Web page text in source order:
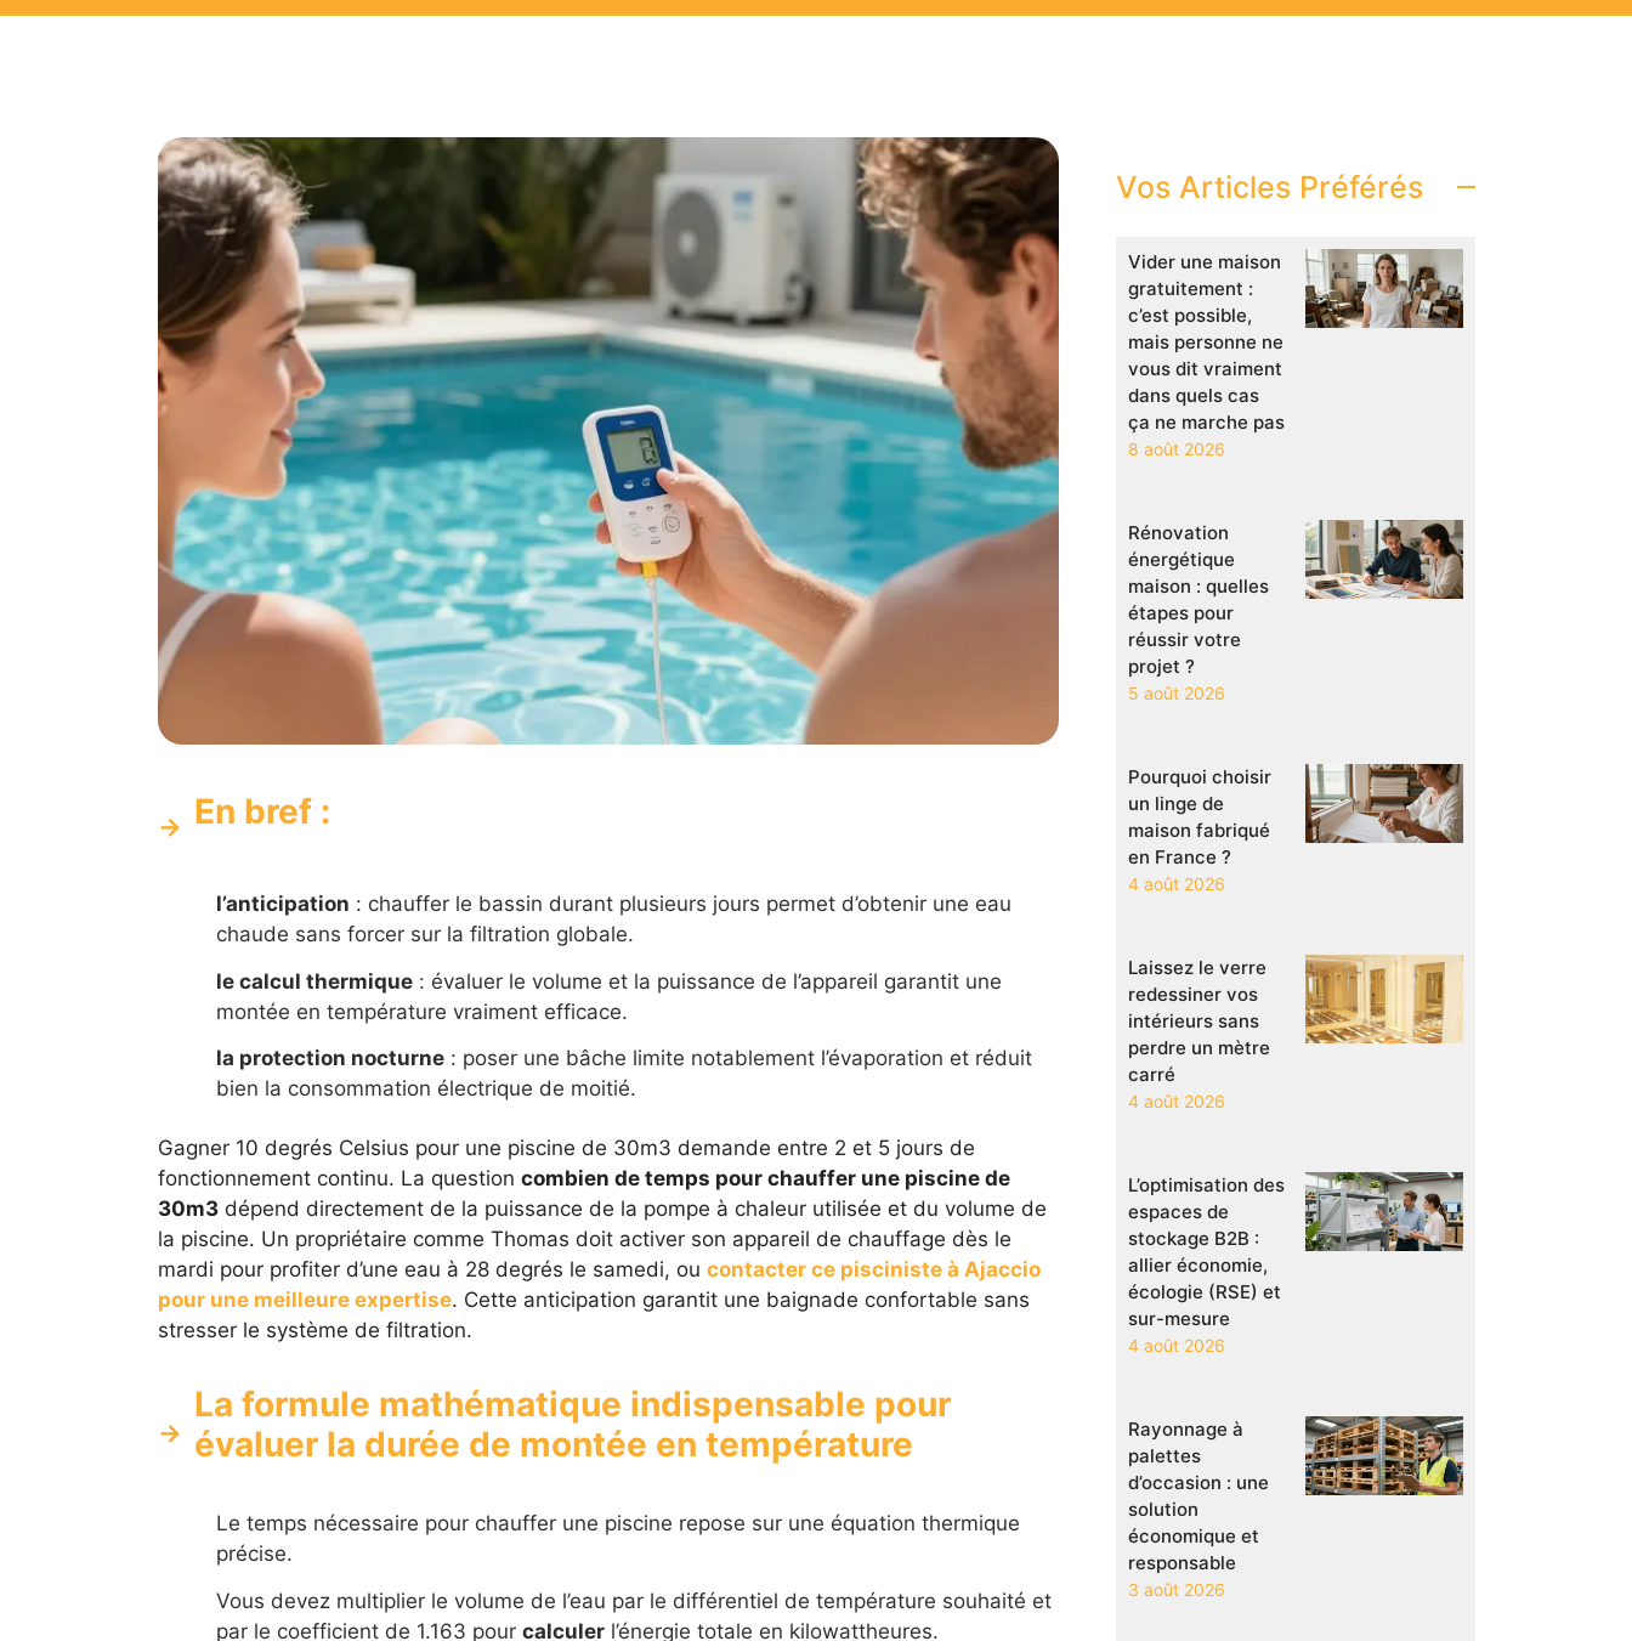
En bref :
l’anticipation : chauffer le bassin durant plusieurs jours permet d’obtenir une eau
chaude sans forcer sur la filtration globale.
le calcul thermique: évaluer le volume et la puissance de l’appareil garantit une
montée en température vraiment efficace.
la protection nocturne: poser une bâche limite notablement l’évaporation et réduit
bien la consommation électrique de moitié.
Gagner 10 degrés Celsius pour une piscine de 30m3 demande entre 2 et 5 jours de
fonctionnement continu. La question combien de temps pour chauffer une piscine de
30m3dépend directement de la puissance de la pompe à chaleur utilisée et du volume de
la piscine. Un propriétaire comme Thomas doit activer son appareil de chauffage dès le
mardi pour profiter d’une eau à 28 degrés le samedi, ou contacter ce pisciniste à Ajaccio
pour une meilleure expertise. Cette anticipation garantit une baignade confortable sans
stresser le système de filtration.
La formule mathématique indispensable pour
évaluer la durée de montée en température
Le temps nécessaire pour chauffer une piscine repose sur une équation thermique
précise.
Vous devez multiplier le volume de l’eau par le différentiel de température souhaité et
par le coefficient de 1.163 pour calculerl’énergie totale en kilowattheures.
Vos Articles Préférés
Vider une maison
gratuitement :
c’est possible,
mais personne ne
vous dit vraiment
dans quels cas
ça ne marche pas
8 août 2026
Rénovation
énergétique
maison : quelles
étapes pour
réussir votre
projet ?
5 août 2026
Pourquoi choisir
un linge de
maison fabriqué
en France ?
4 août 2026
Laissez le verre
redessiner vos
intérieurs sans
perdre un mètre
carré
4 août 2026
L’optimisation des
espaces de
stockage B2B :
allier économie,
écologie (RSE) et
sur-mesure
4 août 2026
Rayonnage à
palettes
d’occasion : une
solution
économique et
responsable
3 août 2026